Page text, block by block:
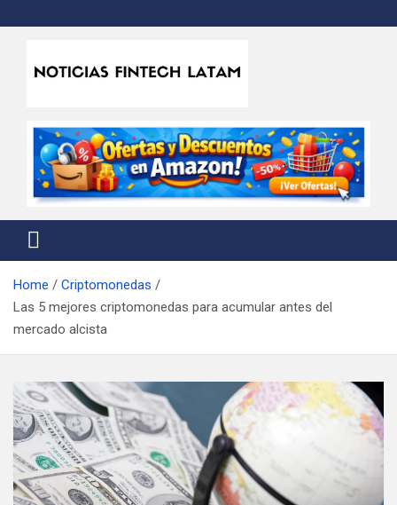
to
Noticias Fintech Latam
Home
Criptomonedas
Las 5 mejores criptomonedas para acumular antes del
mercado alcista